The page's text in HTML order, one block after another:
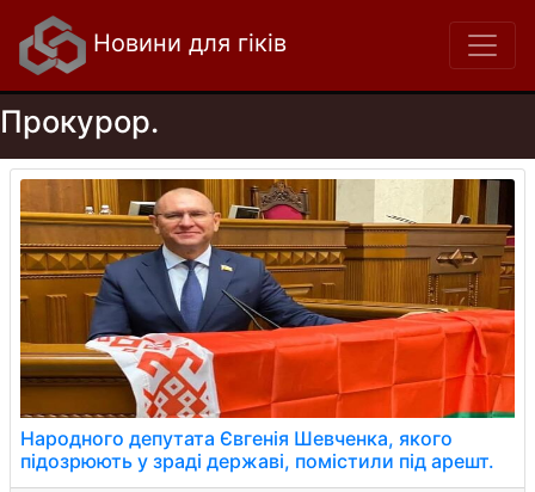
Новини для гіків
Прокурор.
Народного депутата Євгенія Шевченка, якого
підозрюють у зраді державі, помістили під арешт.